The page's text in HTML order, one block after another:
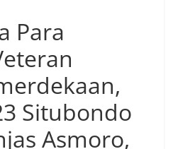
Para
Situbondo
Asmoro,